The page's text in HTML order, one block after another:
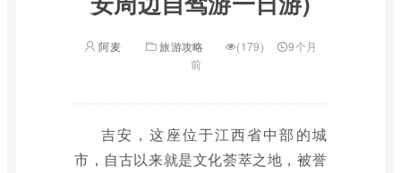
阿麦 旅游攻略 (179)
9个月
前
吉安，这座位于江西省中部的城
市，自古以来就是文化荟萃之地，被誉